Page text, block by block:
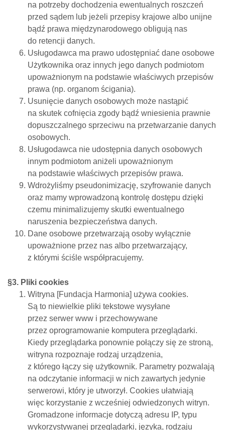
na potrzeby dochodzenia ewentualnych roszczeń
przed sądem lub jeżeli przepisy krajowe albo unijne
bądź prawa międzynarodowego obligują nas
do retencji danych.
Usługodawca ma prawo udostępniać dane osobowe
Użytkownika oraz innych jego danych podmiotom
upoważnionym na podstawie właściwych przepisów
prawa (np. organom ścigania).
Usunięcie danych osobowych może nastąpić
na skutek cofnięcia zgody bądź wniesienia prawnie
dopuszczalnego sprzeciwu na przetwarzanie danych
osobowych.
Usługodawca nie udostępnia danych osobowych
innym podmiotom aniżeli upoważnionym
na podstawie właściwych przepisów prawa.
Wdrożyliśmy pseudonimizację, szyfrowanie danych
oraz mamy wprowadzoną kontrolę dostępu dzięki
czemu minimalizujemy skutki ewentualnego
naruszenia bezpieczeństwa danych.
Dane osobowe przetwarzają osoby wyłącznie
upoważnione przez nas albo przetwarzający,
z którymi ściśle współpracujemy.
§3. Pliki cookies
Witryna [Fundacja Harmonia] używa cookies.
Są to niewielkie pliki tekstowe wysyłane
przez serwer www i przechowywane
przez oprogramowanie komputera przeglądarki.
Kiedy przeglądarka ponownie połączy się ze stroną,
witryna rozpoznaje rodzaj urządzenia,
z którego łączy się użytkownik. Parametry pozwalają
na odczytanie informacji w nich zawartych jedynie
serwerowi, który je utworzył. Cookies ułatwiają
więc korzystanie z wcześniej odwiedzonych witryn.
Gromadzone informacje dotyczą adresu IP, typu
wykorzystywanej przeglądarki, języka, rodzaju